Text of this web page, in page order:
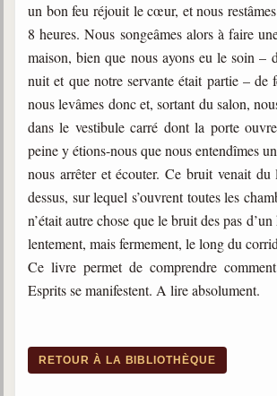
un bon feu réjouit le cœur, et nous
8 heures. Nous songeâmes alors à faire
maison, bien que nous ayons eu le soin –
nuit et que notre servante était partie – de
nous levâmes donc et, sortant du salon,
dans le vestibule carré dont la porte
peine y étions-nous que nous entendîmes
nous arrêter et écouter. Ce bruit venait
dessus, sur lequel s’ouvrent toutes les
n’était autre chose que le bruit des pas
lentement, mais fermement, le long du
Ce livre permet de comprendre
Esprits se manifestent. A lire absolument.
RETOUR À LA BIBLIOTHÈQUE